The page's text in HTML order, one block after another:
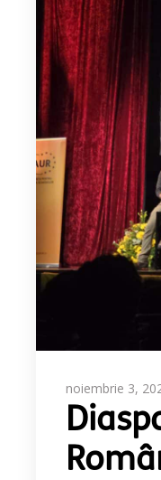
noiembrie 3,